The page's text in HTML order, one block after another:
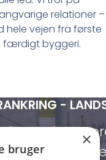
relationer –
hele vejen fra første
færdigt byggeri.
-
i Lemvig og×
bruger